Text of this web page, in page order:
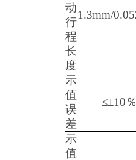
动
行
程
长
度
1.3mm/
示
值
误
差
≤±10
示
值